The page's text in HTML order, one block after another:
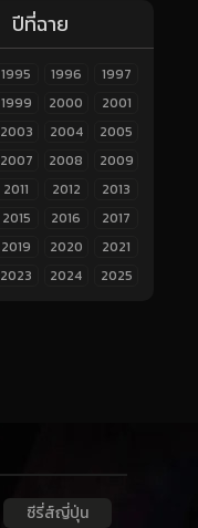
ปีที่ฉาย
1995 1996
1997
1999 2000
2001
2003 2004
2005
2007 2008
2009
2011 2012
2013
2015 2016
2017
2019 2020
2021
2023 2024 2025
ซีรี่ส์ญี่ปุ่น